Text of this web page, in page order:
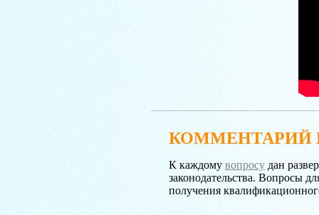
КОММЕНТАРИЙ
К каждому вопросу дан
законодательства. Вопросы
получения